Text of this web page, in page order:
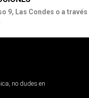
9, Las Condes o a través
no dudes en